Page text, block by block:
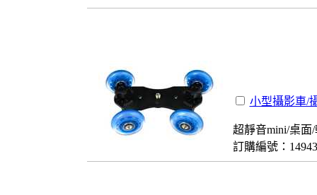
小型攝影車/
超靜音mini/桌面
訂購編號：